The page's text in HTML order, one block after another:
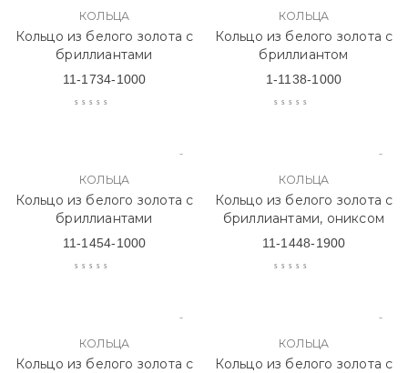
КОЛЬЦА
Кольцо из белого золота с
бриллиантами
11-1734-1000
КОЛЬЦА
Кольцо из белого золота с
бриллиантом
1-1138-1000
КОЛЬЦА
Кольцо из белого золота с
бриллиантами
11-1454-1000
КОЛЬЦА
Кольцо из белого золота с
бриллиантами, ониксом
11-1448-1900
КОЛЬЦА
Кольцо из белого золота с
КОЛЬЦА
Кольцо из белого золота с